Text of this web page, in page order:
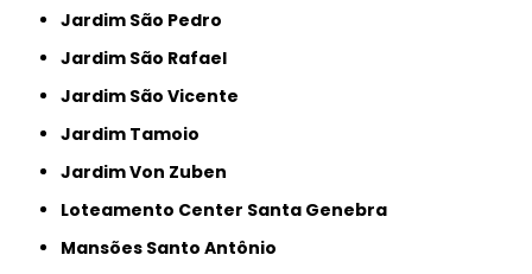
Jardim São Pedro
Jardim São Rafael
Jardim São Vicente
Jardim Tamoio
Jardim Von Zuben
Loteamento Center Santa Genebra
Mansões Santo Antônio